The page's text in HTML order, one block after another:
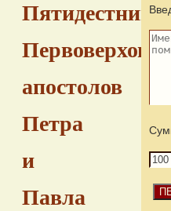
Пятидестнице.
апостолов
Петра
и
Павла